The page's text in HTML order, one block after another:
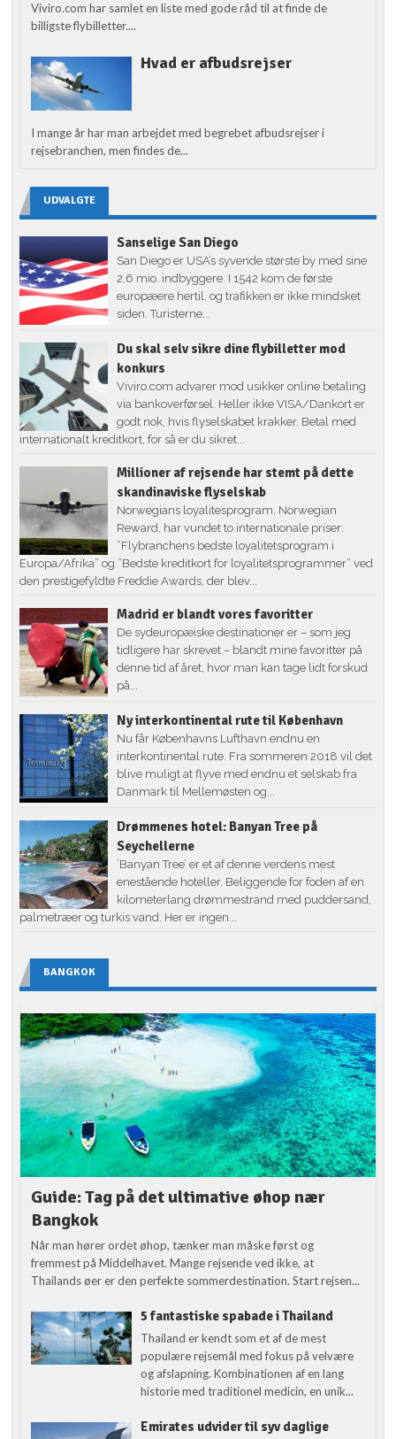
Viviro.com har samlet en liste med gode råd til at finde de
billigste flybilletter....
Hvad er afbudsrejser
I mange år har man arbejdet med begrebet afbudsrejser i
rejsebranchen, men findes de...
UDVALGTE
Sanselige San Diego
San Diego er USA’s syvende største by med sine
2,6 mio. indbyggere. I 1542 kom de første
europæere hertil, og trafikken er ikke mindsket
siden. Turisterne...
Du skal selv sikre dine flybilletter mod
konkurs
Viviro.com advarer mod usikker online betaling
via bankoverførsel. Heller ikke VISA/Dankort er
godt nok, hvis flyselskabet krakker. Betal med
internationalt kreditkort, for så er du sikret...
Millioner af rejsende har stemt på dette
skandinaviske flyselskab
Norwegians loyalitesprogram, Norwegian
Reward, har vundet to internationale priser:
”Flybranchens bedste loyalitetsprogram i
Europa/Afrika” og ”Bedste kreditkort for loyalitetsprogrammer” ved
den prestigefyldte Freddie Awards, der blev...
Madrid er blandt vores favoritter
De sydeuropæiske destinationer er – som jeg
tidligere har skrevet – blandt mine favoritter på
denne tid af året, hvor man kan tage lidt forskud
på...
Ny interkontinental rute til København
Nu får Københavns Lufthavn endnu en
interkontinental rute. Fra sommeren 2018 vil det
blive muligt at flyve med endnu et selskab fra
Danmark til Mellemøsten og...
Drømmenes hotel: Banyan Tree på
Seychellerne
’Banyan Tree’ er et af denne verdens mest
enestående hoteller. Beliggende for foden af en
kilometerlang drømmestrand med puddersand,
palmetræer og turkis vand. Her er ingen...
BANGKOK
Guide: Tag på det ultimative øhop nær
Bangkok
Når man hører ordet øhop, tænker man måske først og
fremmest på Middelhavet. Mange rejsende ved ikke, at
Thailands øer er den perfekte sommerdestination. Start rejsen...
5 fantastiske spabade i Thailand
Thailand er kendt som et af de mest
populære rejsemål med fokus på velvære
og afslapning. Kombinationen af en lang
historie med traditionel medicin, en unik...
Emirates udvider til syv daglige